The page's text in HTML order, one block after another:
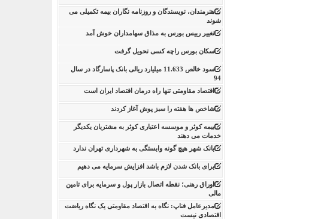
هنرمندان، نویسندگان و روزنامه نگاران بیمه تکمیلی می
شوند
تغییر رییس بورس به مذاق سهامداران خوش آمد
سکان بورس راچه کسی تحویل گرفت
سود خالص 11.633 میلیارد ریالی بانک پاسارگاد در سال
94
اقتصاد مقاومتی تنها راه درمان اقتصاد ایران است
شاخص ها هفته را سبز پوش آغاز کردند
بیمه کوثر و موسسه اعتباری کوثر به مشتریان یکدیگر
خدمات می دهند
بانک شهر هیچ گونه وابستگی به شهرداری تهران ندارد
برای بانک شدن لازم باشد افزایش سرمایه می دهیم
اوراق رهنی؛ نقطه اتصال بازار پول و سرمایه برای تامین
مالی
مدیرعامل فناپ: نگاه به اقتصاد مقاومتی یک نگاه ریاضت
اقتصادی نیست